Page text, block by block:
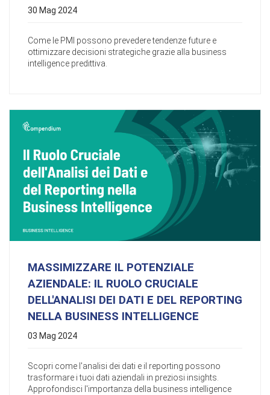
30 Mag 2024
Come le PMI possono prevedere tendenze future e
ottimizzare decisioni strategiche grazie alla business
intelligence predittiva.
MASSIMIZZARE IL POTENZIALE
AZIENDALE: IL RUOLO CRUCIALE
DELL'ANALISI DEI DATI E DEL REPORTING
NELLA BUSINESS INTELLIGENCE
03 Mag 2024
Scopri come l'analisi dei dati e il reporting possono
trasformare i tuoi dati aziendali in preziosi insights.
Approfondisci l'importanza della business intelligence